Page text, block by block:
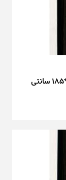
توری درب و پنجره ابروند مدل ph102 سایز ۷۵*۱۸۵ سانتی